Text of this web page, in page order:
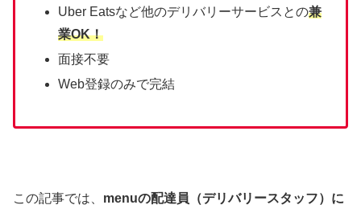
Uber Eatsなど他のデリバリーサービスとの兼
業OK！
面接不要
Web登録のみで完結
この記事では、 menuの配達員（デリバリースタッフ）に